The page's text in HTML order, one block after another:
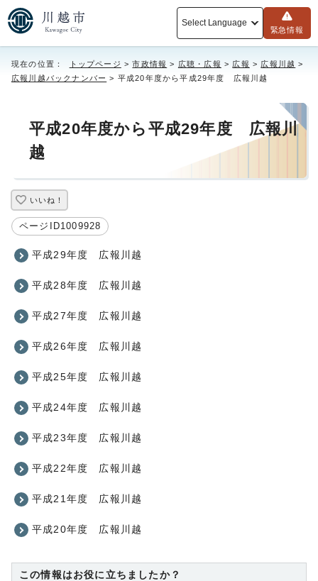
Select Language
緊急情報
現在の位置： トップページ >市政情報 > 広聴・広報 > 広報 > 広報川越 >
広報川越バックナンバー > 平成20年度から平成29年度 広報川越
平成20年度から平成29年度 広報川
越
いいね！
ページID1009928
平成29年度 広報川越
平成28年度 広報川越
平成27年度 広報川越
平成26年度 広報川越
平成25年度 広報川越
平成24年度 広報川越
平成23年度 広報川越
平成22年度 広報川越
平成21年度 広報川越
平成20年度 広報川越
この情報はお役に立ちましたか？